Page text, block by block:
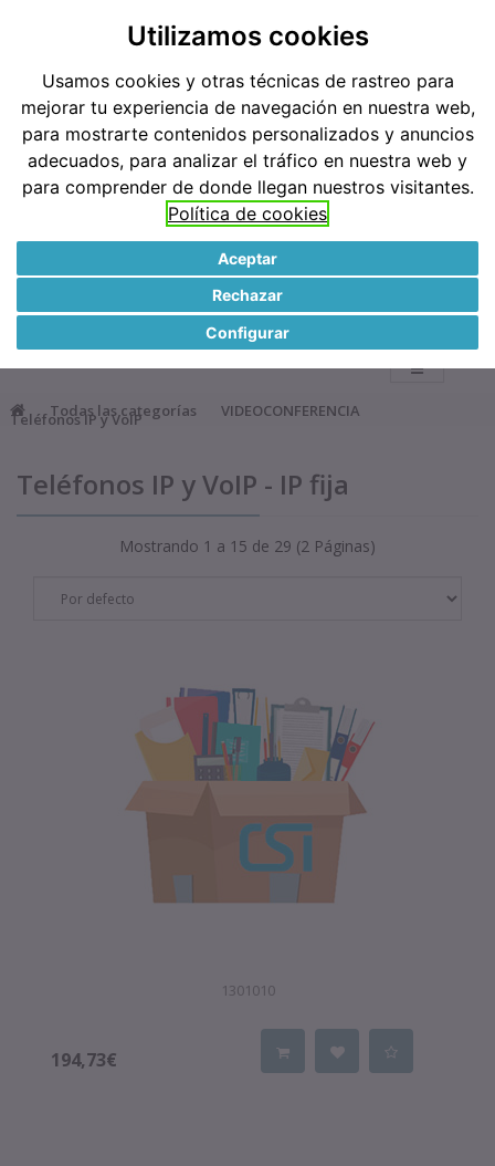
Utilizamos cookies
Usamos cookies y otras técnicas de rastreo para
mejorar tu experiencia de navegación en nuestra web,
para mostrarte contenidos personalizados y anuncios
adecuados, para analizar el tráfico en nuestra web y
para comprender de donde llegan nuestros visitantes.
Política de cookies
Aceptar
Rechazar
Configurar
Teléfonos: 91 519 38 62 / 677 921 793
Métodos de pago
● 0
Todas las categorías VIDEOCONFERENCIA
Teléfonos IP y VoIP
Teléfonos IP y VoIP - IP fija
Mostrando 1 a 15 de 29 (2 Páginas)
1301010
194,73€